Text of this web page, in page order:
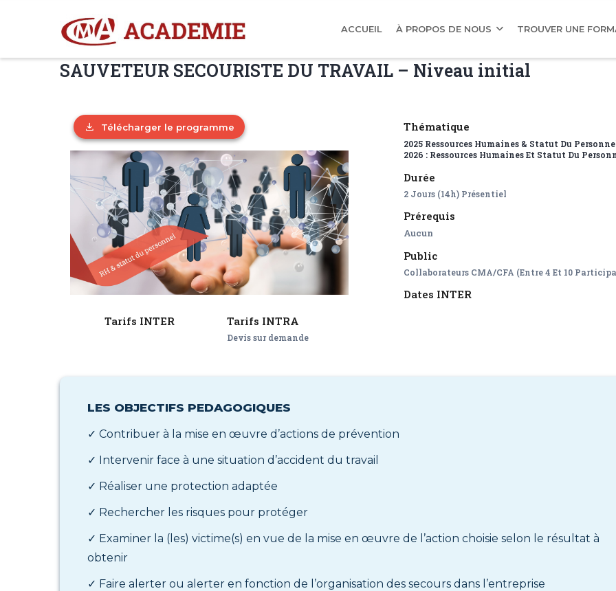
NAVIGATION
ACCUEIL À PROPOS DE NOUS TROUVER UNE
SAUVETEUR SECOURISTE DU TRAVAIL – Niveau initial
Télécharger le programme
Tarifs INTER Tarifs INTRA
Devis sur demande
Thématique
2025 Ressources Humaines & Statut Du
2026 : Ressources Humaines Et Statut Du
Durée
2 Jours (14h) Présentiel
Prérequis
Aucun
Public
Collaborateurs CMA/CFA (entre 4 Et 10
Dates INTER
LES OBJECTIFS PEDAGOGIQUES
✓ Contribuer à la mise en œuvre d’actions de prévention
✓ Intervenir face à une situation d’accident du travail
✓ Réaliser une protection adaptée
✓ Rechercher les risques pour protéger
✓ Examiner la (les) victime(s) en vue de la mise en œuvre de l’action choisie selon le résultat à
obtenir
✓ Faire alerter ou alerter en fonction de l’organisation des secours dans l’entreprise